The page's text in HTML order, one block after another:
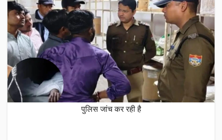
पुलिस जांच कर रही है